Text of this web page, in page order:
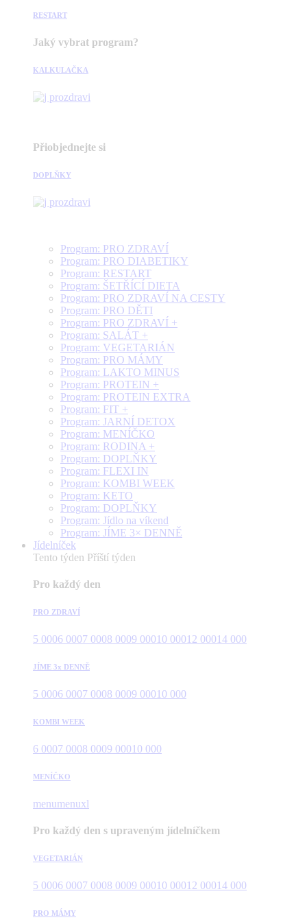
RESTART
Jaký vybrat program?
KALKULAČKA
Přiobjednejte si
DOPLŇKY
Program: PRO ZDRAVÍ
Program: PRO DIABETIKY
Program: RESTART
Program: ŠETŘÍCÍ DIETA
Program: PRO ZDRAVÍ NA CESTY
Program: PRO DĚTI
Program: PRO ZDRAVÍ +
Program: SALÁT +
Program: VEGETARIÁN
Program: PRO MÁMY
Program: LAKTO MINUS
Program: PROTEIN +
Program: PROTEIN EXTRA
Program: FIT +
Program: JARNÍ DETOX
Program: MENÍČKO
Program: RODINA +
Program: DOPLŇKY
Program: FLEXI IN
Program: KOMBI WEEK
Program: KETO
Program: DOPLŇKY
Program: Jídlo na víkend
Program: JÍME 3× DENNĚ
Jídelníček
Tento týden Příští týden
Pro každý den
PRO ZDRAVÍ
5 0006 0007 0008 0009 00010 00012 00014 000
JÍME 3x DENNĚ
5 0006 0007 0008 0009 00010 000
KOMBI WEEK
6 0007 0008 0009 00010 000
MENÍČKO
menumenuxl
Pro každý den s upraveným jídelníčkem
VEGETARIÁN
5 0006 0007 0008 0009 00010 00012 00014 000
PRO MÁMY